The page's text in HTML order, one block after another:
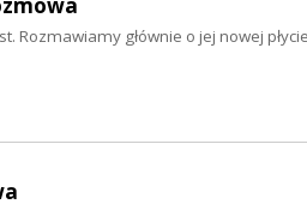
Rozmawiamy głównie o jej nowej